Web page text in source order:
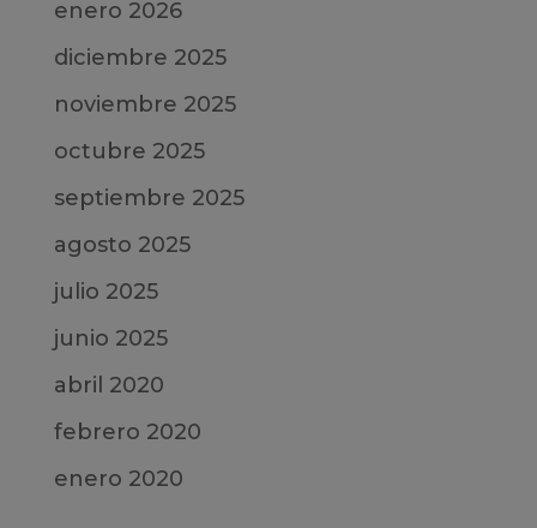
enero 2026
diciembre 2025
noviembre 2025
octubre 2025
septiembre 2025
agosto 2025
julio 2025
junio 2025
abril 2020
febrero 2020
enero 2020